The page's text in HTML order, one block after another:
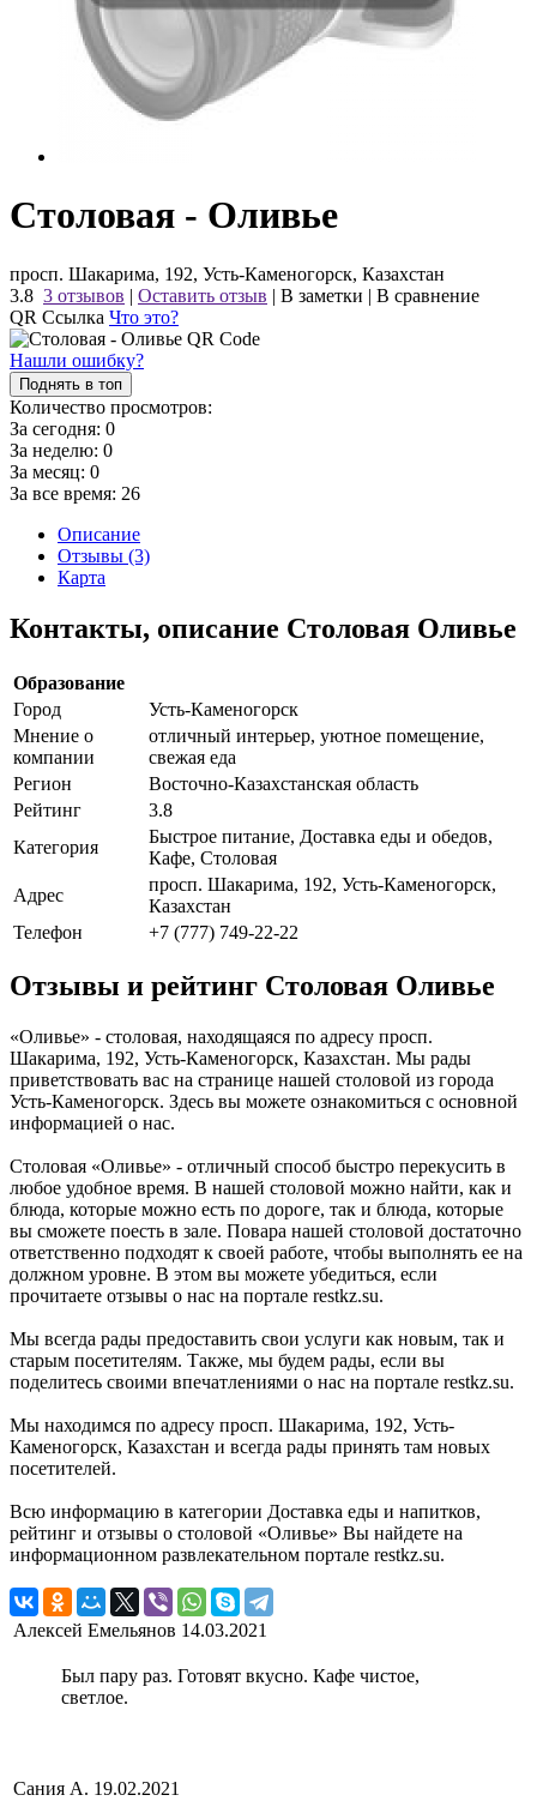
Столовая - Оливье
просп. Шакарима, 192, Усть-Каменогорск, Казахстан
3.8 3 отзывов | Оставить отзыв | В заметки | В сравнение
QR Ссылка Что это?
Нашли ошибку?
Поднять в топ
Количество просмотров:
За сегодня: 0
За неделю: 0
За месяц: 0
За все время: 26
Описание
Отзывы (3)
Карта
Контакты, описание Столовая Оливье
Образование
Город
Усть-Каменогорск
Мнение о
компании
отличный интерьер, уютное помещение,
свежая еда
Регион
Восточно-Казахстанская область
Рейтинг
3.8
Категория
Быстрое питание, Доставка еды и обедов,
Кафе, Столовая
Адрес
просп. Шакарима, 192, Усть-Каменогорск,
Казахстан
Телефон
+7 (777) 749-22-22
Отзывы и рейтинг Столовая Оливье
«Оливье» - столовая, находящаяся по адресу просп.
Шакарима, 192, Усть-Каменогорск, Казахстан. Мы рады
приветствовать вас на странице нашей столовой из города
Усть-Каменогорск. Здесь вы можете ознакомиться с основной
информацией о нас.
Столовая «Оливье» - отличный способ быстро перекусить в
любое удобное время. В нашей столовой можно найти, как и
блюда, которые можно есть по дороге, так и блюда, которые
вы сможете поесть в зале. Повара нашей столовой достаточно
ответственно подходят к своей работе, чтобы выполнять ее на
должном уровне. В этом вы можете убедиться, если
прочитаете отзывы о нас на портале restkz.su.
Мы всегда рады предоставить свои услуги как новым, так и
старым посетителям. Также, мы будем рады, если вы
поделитесь своими впечатлениями о нас на портале restkz.su.
Мы находимся по адресу просп. Шакарима, 192, Усть-
Каменогорск, Казахстан и всегда рады принять там новых
посетителей.
Всю информацию в категории Доставка еды и напитков,
рейтинг и отзывы о столовой «Оливье» Вы найдете на
информационном развлекательном портале restkz.su.
Алексей Емельянов 14.03.2021
Был пару раз. Готовят вкусно. Кафе чистое,
светлое.
Сания А. 19.02.2021